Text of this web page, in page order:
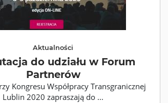
Aktualności
do udziału w Forum
Partnerów
Kongresu Współpracy Transgranicznej
Lublin 2020 zapraszają do ...